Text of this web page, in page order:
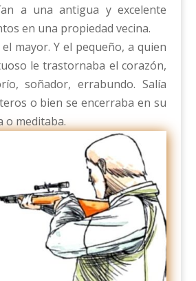
a una antigua y excelente
en una propiedad vecina.
mayor. Y el pequeño, a quien
le trastornaba el corazón,
soñador, errabundo. Salía
o bien se encerraba en su
o meditaba.